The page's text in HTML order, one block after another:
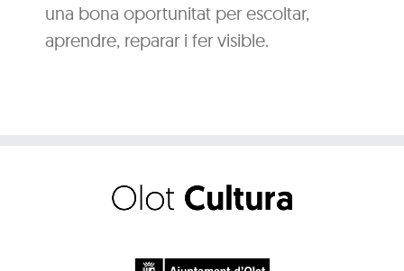
una bona oportunitat per escoltar,
aprendre, reparar i fer visible.